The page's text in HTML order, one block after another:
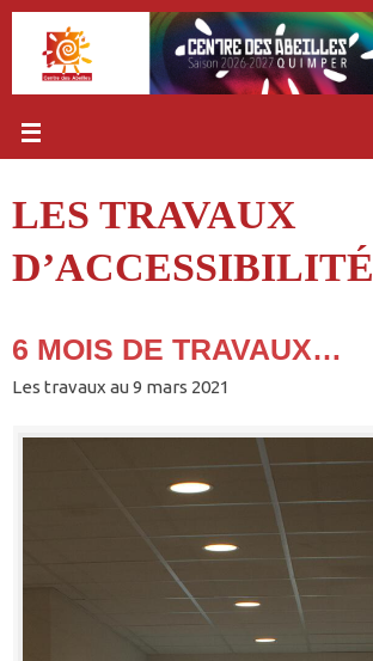
Passer
contenu
LES TRAVAUX
D’ACCESSIBILITÉ
6 MOIS DE TRAVAUX…
Les travaux au 9 mars 2021